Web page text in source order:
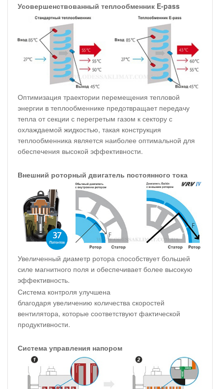
Усовершенствованный теплообменник E-pass
Оптимизация траектории перемещения тепловой
энергии в теплообменнике предотвращает передачу
тепла от секции с перегретым газом к сектору с
охлаждаемой жидкостью, такая конструкция
теплообменника является наиболее оптимальной для
обеспечения высокой эффективности.
Внешний роторный двигатель постоянного тока
Увеличенный диаметр ротора способствует большей
силе магнитного поля и обеспечивает более высокую
эффективность.
Система контроля улучшена
благодаря увеличению количества скоростей
вентилятора, которые соответствуют фактической
продуктивности.
Система управления напором